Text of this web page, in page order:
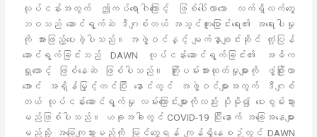
လုပ်ငန်းအတွက် ဤကပ်ရောဂါကြောင့် ဖြစ်ပေါ်လာသော လက်ရှိလက်တွေ့
ဘဝသည် ဆောင်ရွက်ဆဲ ဒီဂျစ်တယ် အသွင်ကူးပြောင်းရေး၏ အရေးပါမှု
ကို အားဖြည့်ပေးခဲ့ပါသည်။ အဖွဲ့ဝင်နှင့် မျက်နှာချင်းဆိုင် တုံ့ပြန်
ဆောင်ရွက်ခြင်းသည် DAWN လုပ်ငန်းဆောင်ရွက်ခြင်း၏ အဓိက
ရှုထောင့် ဖြစ်နေဆဲ ဖြစ်ပါသည်။ ကြိုးပမ်းအားထုတ်မှုများကို ဖွံ့ဖြိုးလာ
အောင် အရှိန်မြှင့်တင်ပြီး နောင်တွင် အဖွဲ့ဝင်များအတွက် ဒီဂျစ်
တယ် လုပ်ငန်းဆောင်ရွက်မှု လမ်းကြောင်းများကိုလည်း ပိုမို၍ ပေးစွမ်းသွား
မည်ဖြစ်ပါသည်။ ယခုအခါတွင် COVID-19 ပြီးနောက် အခြေအနေများ
မည်သို့ အခြေကျသွားမည်ကို မြင်တွေ့ရန် ကျန်ရှိနေစဉ်တွင် DAWN